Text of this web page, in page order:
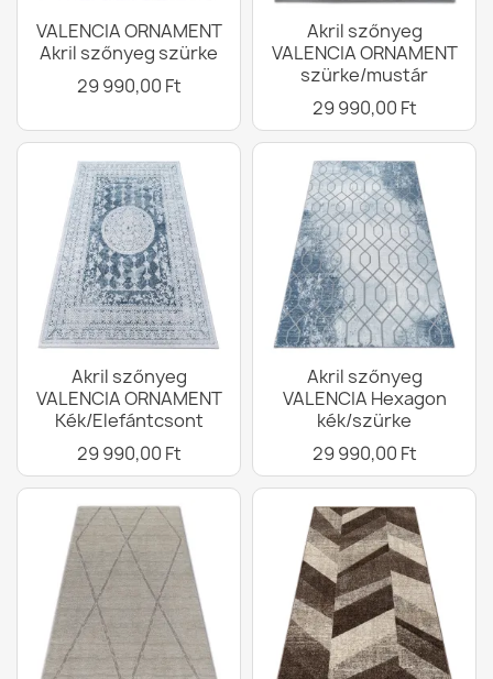
VALENCIA ORNAMENT
Akril szőnyeg szürke
29 990,00 Ft
Akril szőnyeg
VALENCIA ORNAMENT
szürke/mustár
29 990,00 Ft
Akril szőnyeg
VALENCIA ORNAMENT
Kék/Elefántcsont
29 990,00 Ft
Akril szőnyeg
VALENCIA Hexagon
kék/szürke
29 990,00 Ft